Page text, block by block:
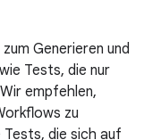
Generieren und
Tests, die nur
empfehlen,
zu
Tests, die sich auf